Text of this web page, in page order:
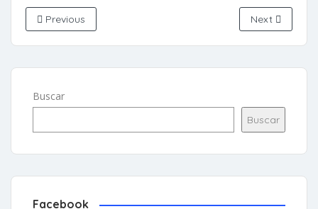
Previous Next
Buscar
Buscar
Facebook